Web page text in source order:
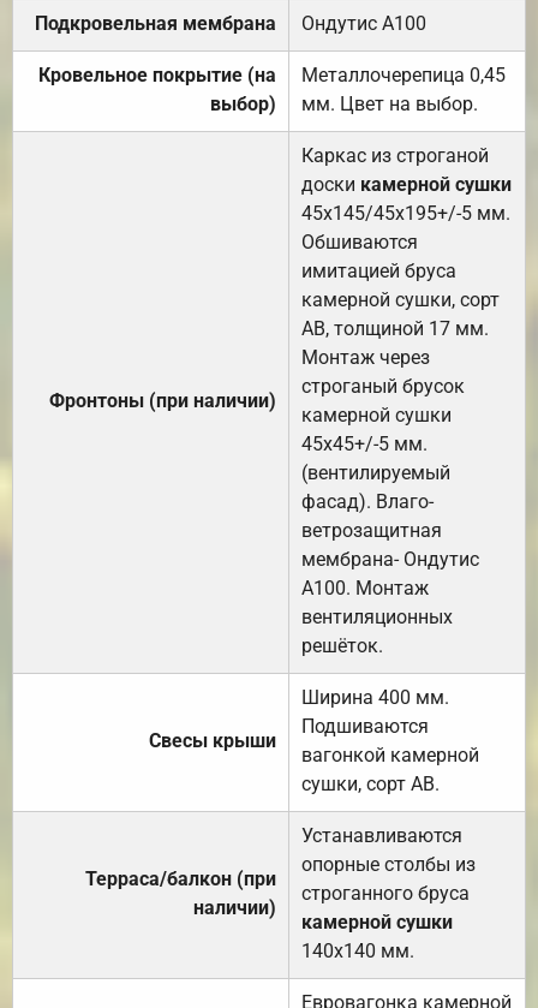
Подкровельная мембрана Ондутис А100
Кровельное покрытие (на
выбор)
Металлочерепица 0,45
мм. Цвет на выбор.
Фронтоны (при наличии)
Каркас из строганой
доски камерной сушки
45х145/45х195+/-5 мм.
Обшиваются
имитацией бруса
камерной сушки, сорт
АВ, толщиной 17 мм.
Монтаж через
строганый брусок
камерной сушки
45х45+/-5 мм.
(вентилируемый
фасад). Влаго-
ветрозащитная
мембрана- Ондутис
А100. Монтаж
вентиляционных
решёток.
Свесы крыши
Ширина 400 мм.
Подшиваются
вагонкой камерной
сушки, сорт АВ.
Терраса/балкон (при
наличии)
Устанавливаются
опорные столбы из
строганного бруса
камерной сушки
140х140 мм.
Евровагонка камерной